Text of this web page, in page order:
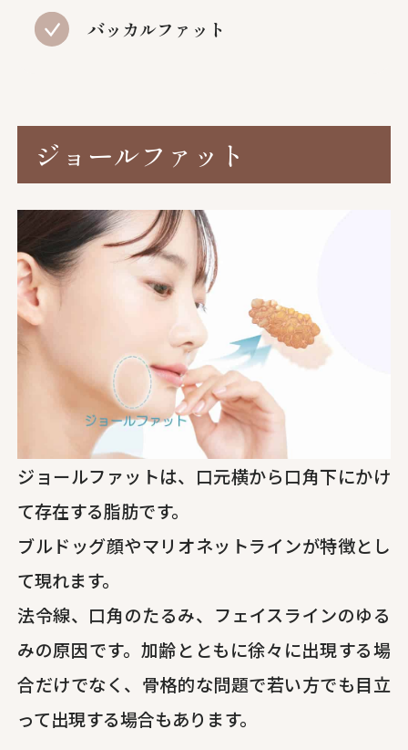
バッカルファット
ジョールファット
ジョールファットは、口元横から口角下にかけ
て存在する脂肪です。
ブルドッグ顔やマリオネットラインが特徴とし
て現れます。
法令線、口角のたるみ、フェイスラインのゆる
みの原因です。加齢とともに徐々に出現する場
合だけでなく、骨格的な問題で若い方でも目立
って出現する場合もあります。